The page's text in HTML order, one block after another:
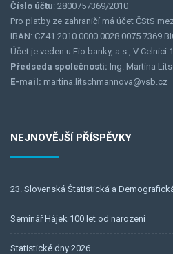
Číslo účtu: 2800757369/2010
Pro platby ze zahraničí má účet ČStS
IBAN: CZ41 2010 0000 0028 0075 7369
Účet je veden u Fio banky, a.s., V Celnici
Předseda společnosti: Ing. Martina
E-mail: martina.litschmannova@vsb.cz
NEJNOVĚJŠÍ PŘÍSPĚVKY
23. Slovenská Štatistická a
Seminář Hájek 100 let od narození
Statistické dny 2026